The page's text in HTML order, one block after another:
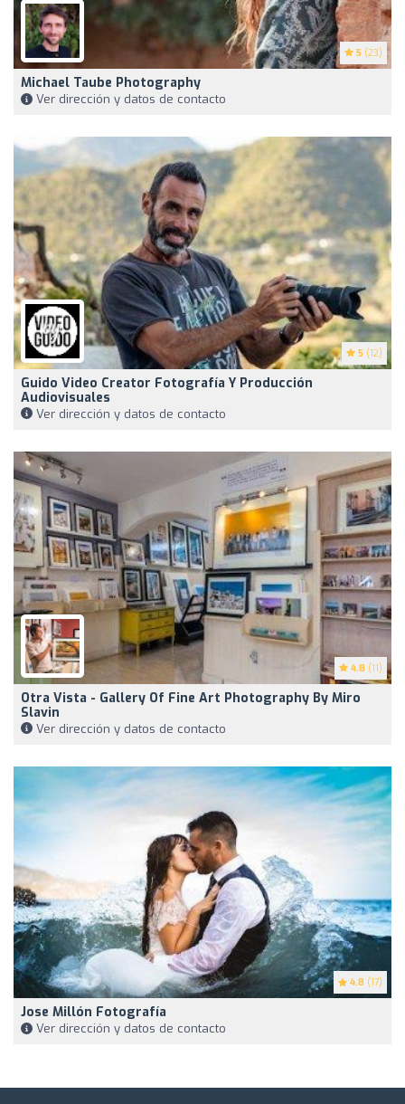
5 (23)
Michael Taube Photography
Ver dirección y datos de contacto
5 (12)
Guido Video Creator Fotografía Y Producción
Audiovisuales
Ver dirección y datos de contacto
4.8 (11)
Otra Vista - Gallery Of Fine Art Photography By Miro
Slavin
Ver dirección y datos de contacto
4.8 (17)
Jose Millón Fotografía
Ver dirección y datos de contacto